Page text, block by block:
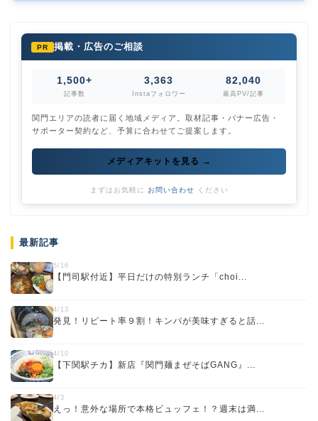
PR 掲載・広告のご相談
1,500+
記事数
3,363
Instaフォロワー
82,040
最高PV/記事
関門エリアの読者に届く地域メディア。取材記事・バナー広告・
サポーター契約など、予算に合わせてご提案します。
メディアキットを見る →
まずはお気軽に お問い合わせ ください
最新記事
5/16
【門司駅付近】平日だけの特別ランチ「choi...
4/13
発見！リピート率９割！キンパが美味すぎると話...
4/10
【下関駅チカ】新店『関門麺まぜそばGANG』...
4/3
えっ！意外な場所で本格ビュッフェ！？週末は満...